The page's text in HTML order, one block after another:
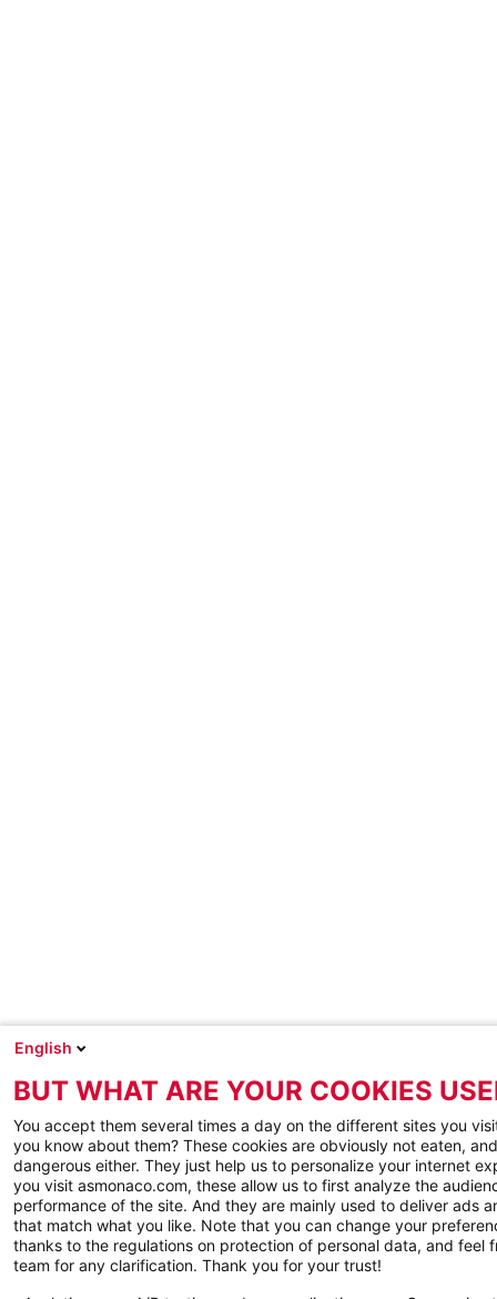
English
BUT WHAT ARE YOUR COOKIES
You accept them several times a day on the different sites you
you know about them? These cookies are obviously not eaten,
dangerous either. They just help us to personalize your internet
you visit asmonaco.com, these allow us to first analyze the
performance of the site. And they are mainly used to deliver ads
that match what you like. Note that you can change your
thanks to the regulations on protection of personal data, and feel
team for any clarification. Thank you for your trust!